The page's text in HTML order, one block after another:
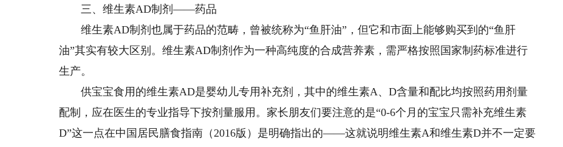
三、维生素AD制剂——药品
维生素AD制剂也属于药品的范畴，曾被统称为“鱼肝油”，但它和市面上能够购买到的“鱼肝
油”其实有较大区别。维生素AD制剂作为一种高纯度的合成营养素，需严格按照国家制药标准进行
生产。
供宝宝食用的维生素AD是婴幼儿专用补充剂，其中的维生素A、D含量和配比均按照药用剂量
配制，应在医生的专业指导下按剂量服用。家长朋友们要注意的是“0-6个月的宝宝只需补充维生素
D”这一点在中国居民膳食指南（2016版）是明确指出的——这就说明维生素A和维生素D并不一定要